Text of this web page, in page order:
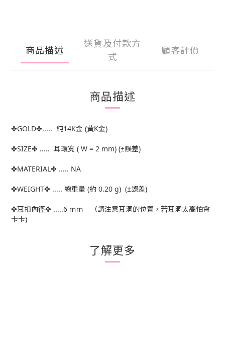
商品描述
送貨及付款方
式
顧客評價
商品描述
✤GOLD✤..... 純14K金 (黃K金)
✤SIZE✤ ..... 耳環寬 ( W = 2 mm) (±誤差)
✤MATERIAL✤ ..... NA
✤WEIGHT✤ ..... 總重量 (約 0.20 g) (±誤差)
✤耳扣內徑✤ .....6 ｍｍ （請注意耳洞的位置，若耳洞太高怕會
卡卡)
了解更多